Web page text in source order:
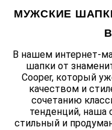
МУЖСКИЕ
В нашем интернет-
шапки от
Cooper, который
качеством и
сочетанию
тенденций, наша
стильный и